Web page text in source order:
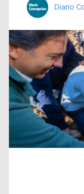
Diario